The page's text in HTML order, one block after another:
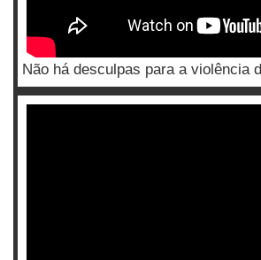
Não há desculpas para a violência